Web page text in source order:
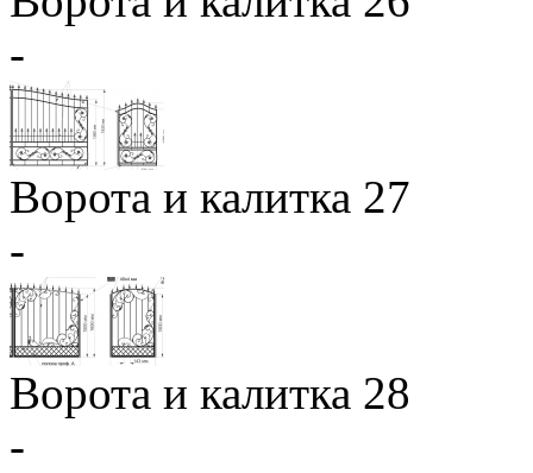
-
Ворота и калитка 27
-
Ворота и калитка 28
-